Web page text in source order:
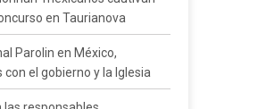
en Taurianova
Parolin en México,
el gobierno y la Iglesia